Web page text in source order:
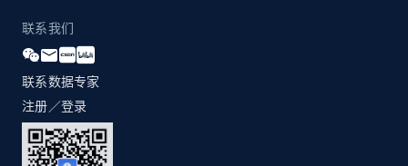
联系我们
联系数据专家
注册／登录